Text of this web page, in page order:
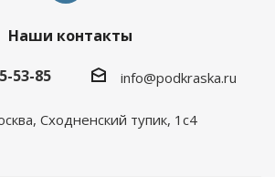
Наши контакты
53-85
info@podkraska.ru
Сходненский тупик, 1с4